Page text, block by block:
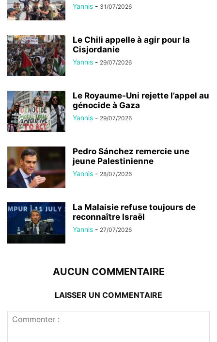
Yannis - 31/07/2026
Le Chili appelle à agir pour la
Cisjordanie
Yannis - 29/07/2026
Le Royaume-Uni rejette l’appel au
génocide à Gaza
Yannis - 29/07/2026
Pedro Sánchez remercie une
jeune Palestinienne
Yannis - 28/07/2026
La Malaisie refuse toujours de
reconnaître Israël
Yannis - 27/07/2026
AUCUN COMMENTAIRE
LAISSER UN COMMENTAIRE